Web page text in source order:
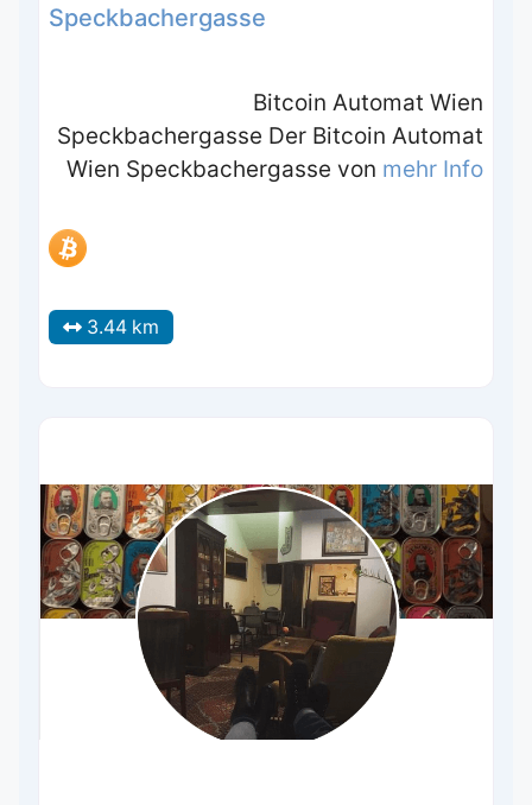
Speckbachergasse
Bitcoin Automat Wien
Speckbachergasse Der Bitcoin Automat
Wien Speckbachergasse von mehr Info
3.44 km